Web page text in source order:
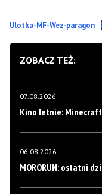
Ulotka-MF-Wez-paragon
ZOBACZ TEŻ:
07.08.2026
Kino letnie:
06.08.2026
MORORUN: ostatni